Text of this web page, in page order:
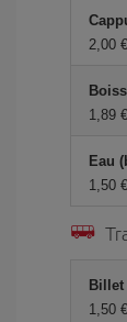
2,00 €
1,89 €
Eau
1,50 €
1,50 €